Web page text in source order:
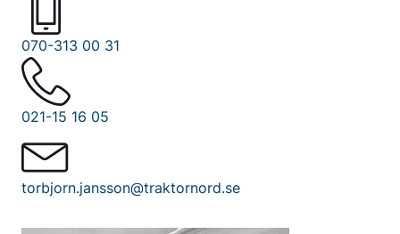
070-313 00 31
021-15 16 05
torbjorn.jansson@traktornord.se